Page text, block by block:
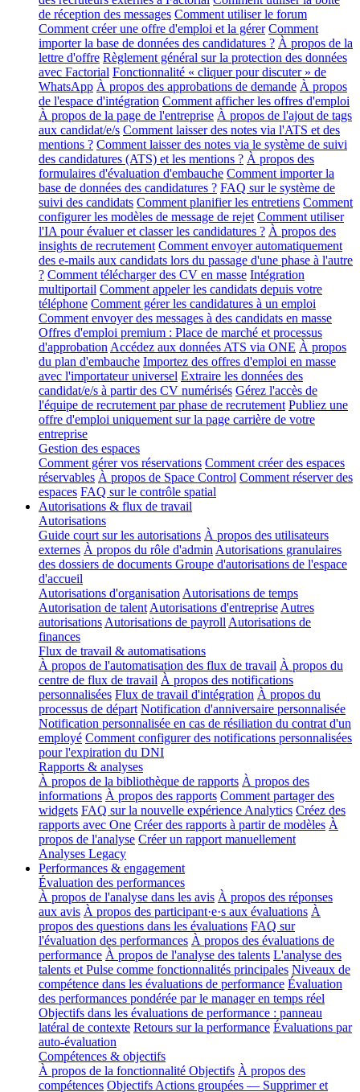
de réception des messages Comment utiliser le forum
Comment créer une offre d'emploi et la gérer Comment
importer la base de données des candidatures ? À propos de la
lettre d'offre Règlement général sur la protection des données
avec Factorial Fonctionnalité « cliquer pour discuter » de
WhatsApp À propos des approbations de demande À propos
de l'espace d'intégration Comment afficher les offres d'emploi
À propos de la page de l'entreprise À propos de l'ajout de tags
aux candidat/e/s Comment laisser des notes via l'ATS et des
mentions ? Comment laisser des notes via le système de suivi
des candidatures (ATS) et les mentions ? À propos des
formulaires d'évaluation d'embauche Comment importer la
base de données des candidatures ? FAQ sur le système de
suivi des candidats Comment planifier les entretiens Comment
configurer les modèles de message de rejet Comment utiliser
l'IA pour évaluer et classer les candidatures ? À propos des
insights de recrutement Comment envoyer automatiquement
des e-mails aux candidats lors du passage d'une phase à l'autre
? Comment télécharger des CV en masse Intégration
multiportail Comment appeler les candidats depuis votre
téléphone Comment gérer les candidatures à un emploi
Comment envoyer des messages à des candidats en masse
Offres d'emploi premium : Place de marché et processus
d'approbation Accédez aux données ATS via ONE À propos
du plan d'embauche Importez des offres d'emploi en masse
avec l'importateur universel Extraire les données des
candidat/e/s à partir des CV numérisés Gérez l'accès de
l'équipe de recrutement par phase de recrutement Publiez une
offre d'emploi uniquement sur la page carrière de votre
entreprise
Gestion des espaces
Comment gérer vos réservations Comment créer des espaces
réservables À propos de Space Control Comment réserver des
espaces FAQ sur le contrôle spatial
Autorisations & flux de travail
Autorisations
Guide court sur les autorisations À propos des utilisateurs
externes À propos du rôle d'admin Autorisations granulaires
des dossiers de documents Groupe d'autorisations de l'espace
d'accueil
Autorisations d'organisation Autorisations de temps
Autorisation de talent Autorisations d'entreprise Autres
autorisations Autorisations de payroll Autorisations de
finances
Flux de travail & automatisations
À propos de l'automatisation des flux de travail À propos du
centre de flux de travail À propos des notifications
personnalisées Flux de travail d'intégration À propos du
processus de départ Notification d'anniversaire personnalisée
Notification personnalisée en cas de résiliation du contrat d'un
employé Comment configurer des notifications personnalisées
pour l'expiration du DNI
Rapports & analyses
À propos de la bibliothèque de rapports À propos des
informations À propos des rapports Comment partager des
widgets FAQ sur la nouvelle expérience Analytics Créez des
rapports avec One Créer des rapports à partir de modèles À
propos de l'analyse Créer un rapport manuellement
Analyses Legacy
Performances & engagement
Évaluation des performances
À propos de l'analyse dans les avis À propos des réponses
aux avis À propos des participant·e·s aux évaluations À
propos des questions dans les évaluations FAQ sur
l'évaluation des performances À propos des évaluations de
performance À propos de l'analyse des talents L'analyse des
talents et Pulse comme fonctionnalités principales Niveaux de
compétence dans les évaluations de performance Évaluation
des performances pondérée par le manager en temps réel
Objectifs dans les évaluations de performance : panneau
latéral de contexte Retours sur la performance Évaluations par
auto-évaluation
Compétences & objectifs
À propos de la fonctionnalité Objectifs À propos des
compétences Objectifs Actions groupées — Supprimer et